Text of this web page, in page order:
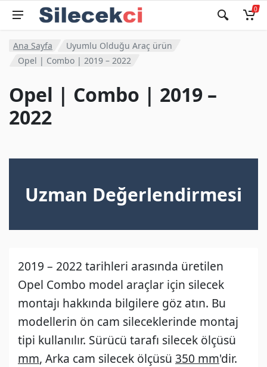
0
Ana Sayfa
Uyumlu Olduğu Araç ürün
Opel | Combo | 2019 – 2022
Opel | Combo | 2019 –
2022
Uzman Değerlendirmesi
2019 – 2022 tarihleri arasında üretilen
Opel Combo model araçlar için silecek
montajı hakkında bilgilere göz atın. Bu
modellerin ön cam sileceklerinde montaj
tipi kullanılır. Sürücü tarafı silecek ölçüsü
mm, Arka cam silecek ölçüsü 350 mm'dir.